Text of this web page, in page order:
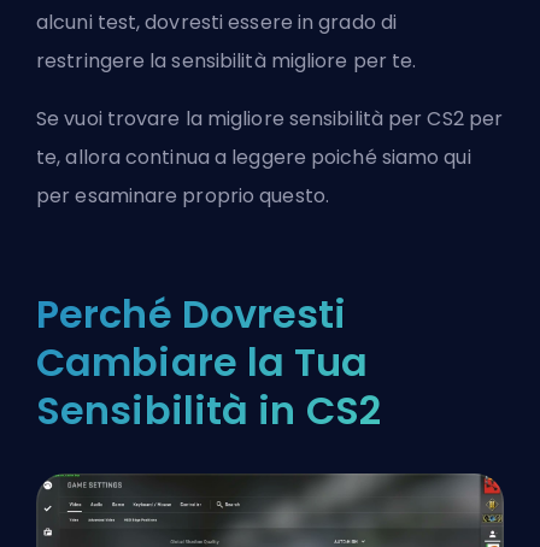
alcuni test, dovresti essere in grado di
restringere la sensibilità migliore per te.
Se vuoi trovare la migliore sensibilità per CS2 per
te, allora continua a leggere poiché siamo qui
per esaminare proprio questo.
Perché Dovresti
Cambiare la Tua
Sensibilità in CS2